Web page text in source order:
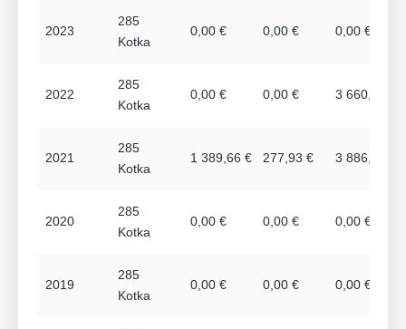
2023
285
Kotka
0,00 € 0,00 € 0,00 €
2022
285
Kotka
0,00 € 0,00 € 3 660,12 €
2021
285
Kotka
1 389,66 € 277,93 € 3 886,68 €
2020
285
Kotka
0,00 € 0,00 € 0,00 €
2019
285
Kotka
0,00 € 0,00 € 0,00 €